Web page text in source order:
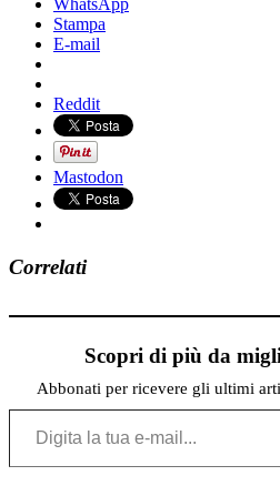
WhatsApp
Stampa
E-mail
Reddit
Mastodon
Correlati
Scopri di più da
Abbonati per ricevere gli ultimi
Digita la tua e-mail...